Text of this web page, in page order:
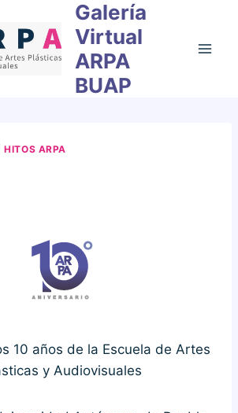
Galería
Virtual
ARPA
BUAP
|HITOS ARPA
10 años de la Escuela de Artes
y Audiovisuales